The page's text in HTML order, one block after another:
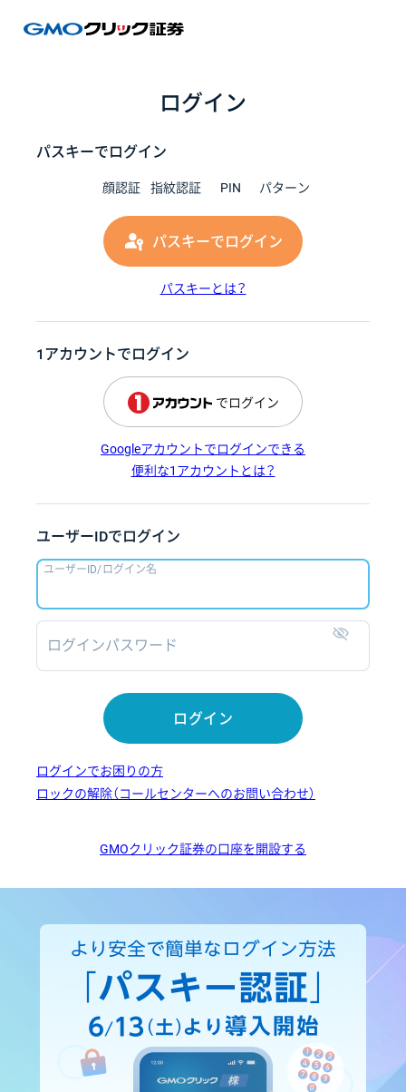
ログイン
パスキーでログイン
顔認証 指紋認証 PIN パターン
パスキーでログイン
パスキーとは？
1アカウントでログイン
でログイン
Googleアカウントでログインできる
便利な1アカウントとは？
ユーザーIDでログイン
ユーザーID/ログイン名
ログインパスワード
ログイン
ログインでお困りの方
ロックの解除（コールセンターへのお問い合わせ）
GMOクリック証券の口座を開設する